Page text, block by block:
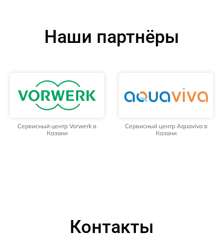
Наши партнёры
Сервисный центр Vorwerk в
Казани
Сервисный центр Aquaviva в
Казани
Контакты